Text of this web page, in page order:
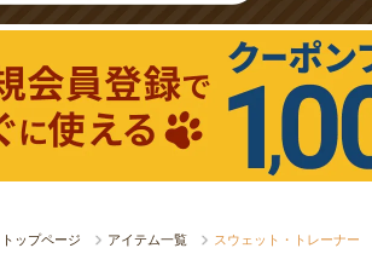
トップページ アイテム一覧 スウェット・トレーナー